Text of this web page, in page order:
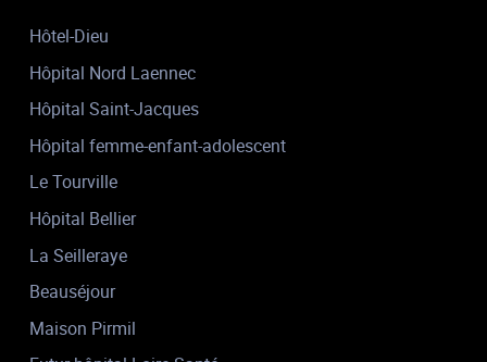
Hôtel-Dieu
Hôpital Nord Laennec
Hôpital Saint-Jacques
Hôpital femme-enfant-adolescent
Le Tourville
Hôpital Bellier
La Seilleraye
Beauséjour
Maison Pirmil